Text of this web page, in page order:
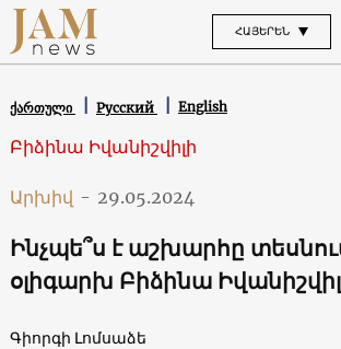
ՀԱՅԵՐԵՆ
ქართული Русский English
Բիձինա Իվանիշվիլի
Արխիվ - 29.05.2024
Ինչպե՞ս է աշխարհը
օլիգարխ Բիձինա
Գիորգի Լոմսաձե